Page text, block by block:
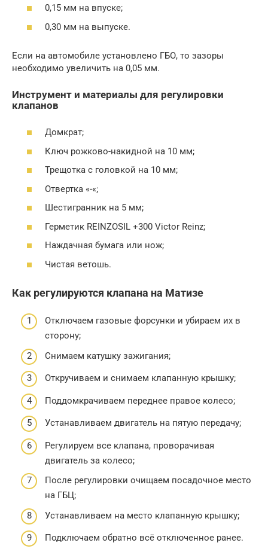
0,15 мм на впуске;
0,30 мм на выпуске.
Если на автомобиле установлено ГБО, то зазоры
необходимо увеличить на 0,05 мм.
Инструмент и материалы для регулировки
клапанов
Домкрат;
Ключ рожково-накидной на 10 мм;
Трещотка с головкой на 10 мм;
Отвертка «-«;
Шестигранник на 5 мм;
Герметик REINZOSIL +300 Victor Reinz;
Наждачная бумага или нож;
Чистая ветошь.
Как регулируются клапана на Матизе
Отключаем газовые форсунки и убираем их в
сторону;
Снимаем катушку зажигания;
Откручиваем и снимаем клапанную крышку;
Поддомкрачиваем переднее правое колесо;
Устанавливаем двигатель на пятую передачу;
Регулируем все клапана, проворачивая
двигатель за колесо;
После регулировки очищаем посадочное место
на ГБЦ;
Устанавливаем на место клапанную крышку;
Подключаем обратно всё отключенное ранее.